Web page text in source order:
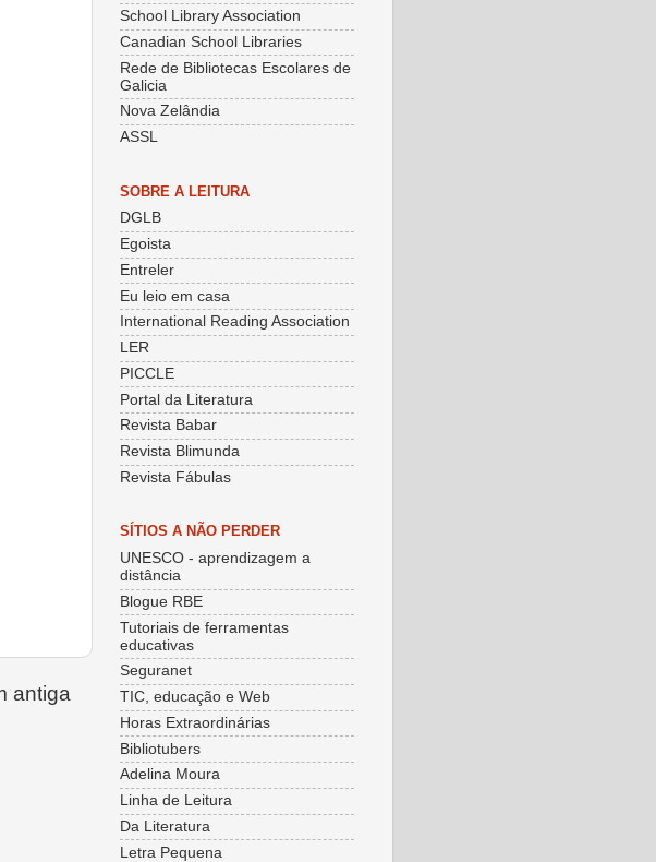
antiga
School Library Association
Canadian School Libraries
Rede de Bibliotecas Escolares de
Galicia
Nova Zelândia
ASSL
SOBRE A LEITURA
DGLB
Egoista
Entreler
Eu leio em casa
International Reading Association
LER
PICCLE
Portal da Literatura
Revista Babar
Revista Blimunda
Revista Fábulas
SÍTIOS A NÃO PERDER
UNESCO - aprendizagem a
distância
Blogue RBE
Tutoriais de ferramentas
educativas
Seguranet
TIC, educação e Web
Horas Extraordinárias
Bibliotubers
Adelina Moura
Linha de Leitura
Da Literatura
Letra Pequena